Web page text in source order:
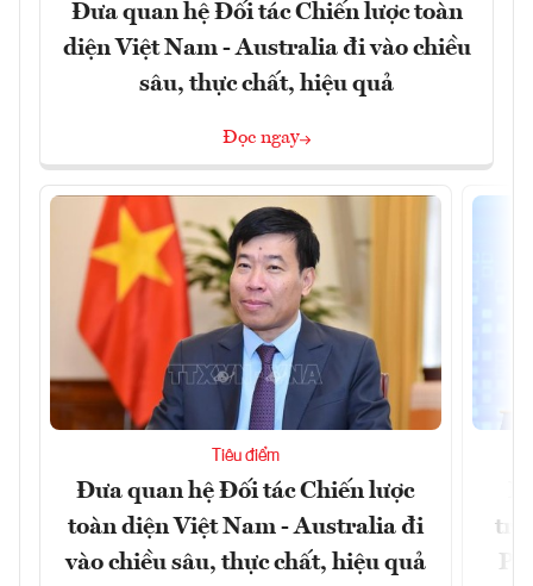
Đưa quan hệ Đối tác Chiến lược toàn
diện Việt Nam - Australia đi vào chiều
sâu, thực chất, hiệu quả
Đọc ngay
Tiêu điểm
Đưa quan hệ Đối tác Chiến lược
toàn diện Việt Nam - Australia đi
vào chiều sâu, thực chất, hiệu quả